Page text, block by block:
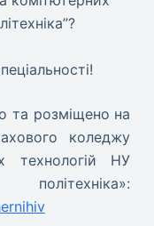
та розміщено на
коледжу
технологій НУ